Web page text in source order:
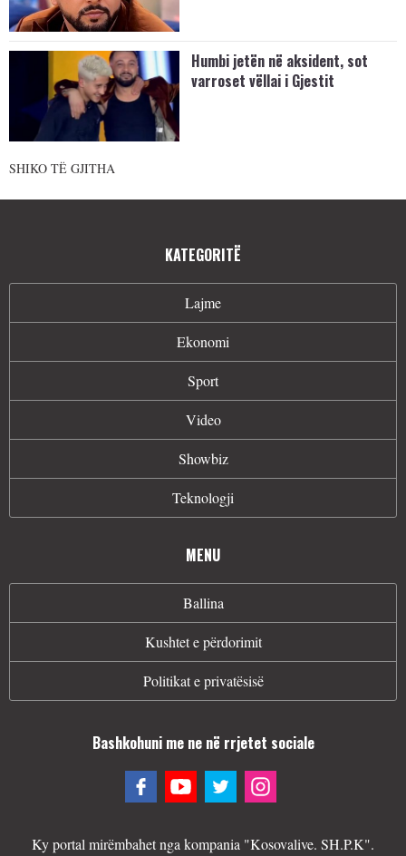
Humbi jetën në aksident, sot
varroset vëllai i Gjestit
SHIKO TË GJITHA
KATEGORITË
Lajme
Ekonomi
Sport
Video
Showbiz
Teknologji
MENU
Ballina
Kushtet e përdorimit
Politikat e privatësisë
Bashkohuni me ne në rrjetet sociale
Ky portal mirëmbahet nga kompania "Kosovalive. SH.P.K".